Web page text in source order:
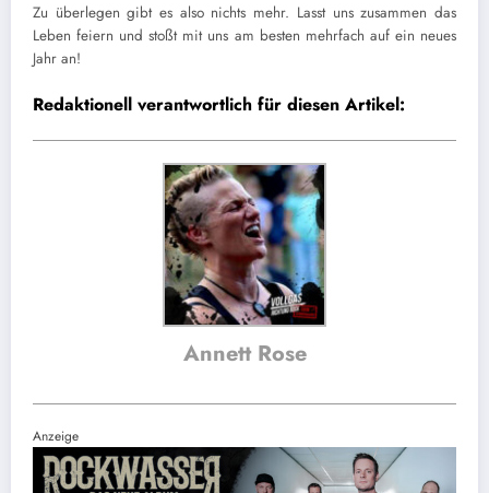
Zu überlegen gibt es also nichts mehr. Lasst uns zusammen das
Leben feiern und stoßt mit uns am besten mehrfach auf ein neues
Jahr an!
Redaktionell verantwortlich für diesen Artikel:
Annett Rose
Anzeige